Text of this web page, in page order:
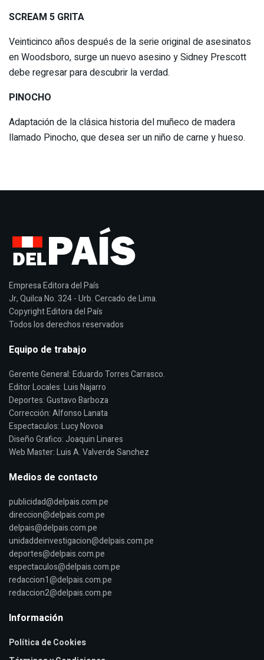
SCREAM 5 GRITA
Veinticinco años después de la serie original de asesinatos
en Woodsboro, surge un nuevo asesino y Sidney Prescott
debe regresar para descubrir la verdad.
PINOCHO
Adaptación de la clásica historia del muñeco de madera
llamado Pinocho, que desea ser un niño de carne y hueso.
Empresa Editora del País
Jr, Quilca No. 324 - Urb. Cercado de Lima.
Copyright Editora del País
Todos los derechos reservados
Equipo de trabajo
Gerente General: Eduardo Torres Carrasco.
Editor Locales: Luis Najarro
Deportes: Gustavo Barboza
Corrección: Alfonso Lanata
Espectaculos: Lucy Novoa
Diseño Grafico: Joaquin Linares
Web Master: Luis A. Valverde Sanchez
Medios de contacto
publicidad@delpais.com.pe
direccion@delpais.com.pe
delpais@delpais.com.pe
unidaddeinvestigacion@delpais.com.pe
deportes@delpais.com.pe
espectaculos@delpais.com.pe
redaccion1@delpais.com.pe
redaccion2@delpais.com.pe
Información
Política de Cookies